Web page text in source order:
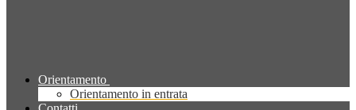
Orientamento
Orientamento in entrata